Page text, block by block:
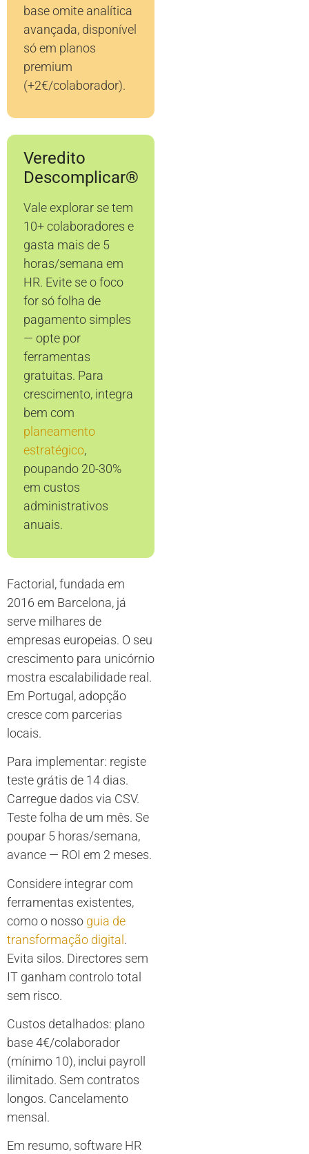
base omite analítica
avançada, disponível
só em planos
premium
(+2€/colaborador).
Veredito
Descomplicar®
Vale explorar se tem
10+ colaboradores e
gasta mais de 5
horas/semana em
HR. Evite se o foco
for só folha de
pagamento simples
— opte por
ferramentas
gratuitas. Para
crescimento, integra
bem com
planeamento
estratégico,
poupando 20-30%
em custos
administrativos
anuais.
Factorial, fundada em
2016 em Barcelona, já
serve milhares de
empresas europeias. O seu
crescimento para unicórnio
mostra escalabilidade real.
Em Portugal, adopção
cresce com parcerias
locais.
Para implementar: registe
teste grátis de 14 dias.
Carregue dados via CSV.
Teste folha de um mês. Se
poupar 5 horas/semana,
avance — ROI em 2 meses.
Considere integrar com
ferramentas existentes,
como o nosso guia de
transformação digital.
Evita silos. Directores sem
IT ganham controlo total
sem risco.
Custos detalhados: plano
base 4€/colaborador
(mínimo 10), inclui payroll
ilimitado. Sem contratos
longos. Cancelamento
mensal.
Em resumo, software HR